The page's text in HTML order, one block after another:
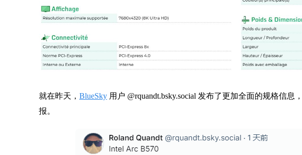
就在昨天， BlueSky 用户 @rquandt.bsky.social 发布了更加全面的规格信息
报。